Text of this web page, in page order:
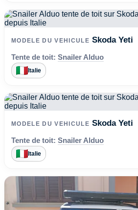
MODELE DU VEHICULE Skoda Yeti
Tente de toit: Snailer Alduo
Italie
MODELE DU VEHICULE Skoda Yeti
Tente de toit: Snailer Alduo
Italie